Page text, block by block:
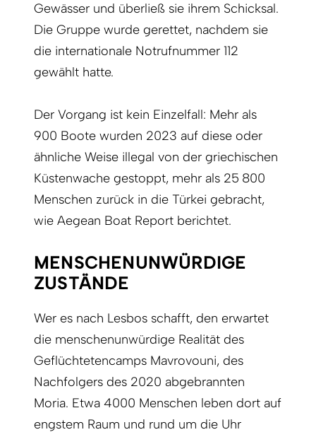
Gewässer und überließ sie ihrem Schicksal.
Die Gruppe wurde gerettet, nachdem sie
die internationale Notrufnummer 112
gewählt hatte.
Der Vorgang ist kein Einzelfall: Mehr als
900 Boote wurden 2023 auf diese oder
ähnliche Weise illegal von der griechischen
Küstenwache gestoppt, mehr als 25 800
Menschen zurück in die Türkei gebracht,
wie Aegean Boat Report berichtet.
MENSCHENUNWÜRDIGE
ZUSTÄNDE
Wer es nach Lesbos schafft, den erwartet
die menschenunwürdige Realität des
Geflüchtetencamps Mavrovouni, des
Nachfolgers des 2020 abgebrannten
Moria. Etwa 4000 Menschen leben dort auf
engstem Raum und rund um die Uhr